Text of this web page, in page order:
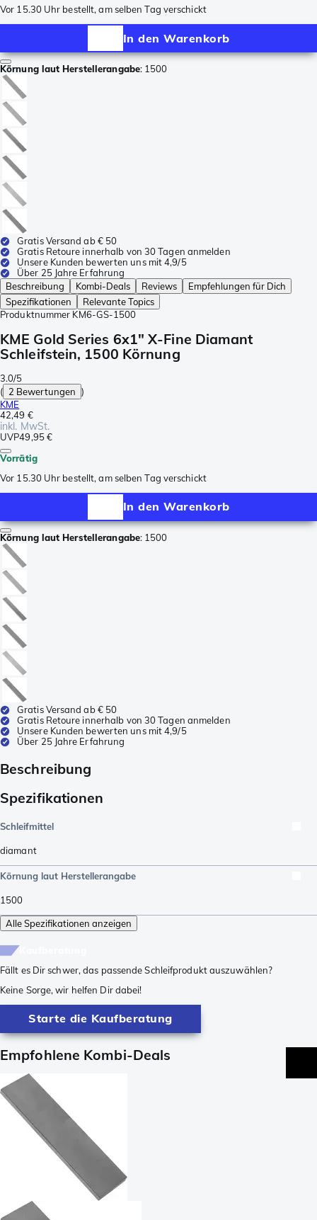
Vor 15.30 Uhr bestellt, am selben Tag verschickt
In den Warenkorb
Körnung laut Herstellerangabe: 1500
Gratis Versand ab € 50
Gratis Retoure innerhalb von 30 Tagen anmelden
Unsere Kunden bewerten uns mit 4,9/5
Über 25 Jahre Erfahrung
Beschreibung
Kombi-Deals Reviews
Empfehlungen für Dich
Spezifikationen
Relevante Topics
Produktnummer KM6-GS-1500
KME Gold Series 6x1" X-Fine Diamant
Schleifstein, 1500 Körnung
3.0/5
( 2 Bewertungen )
KME
42,49 €
inkl. MwSt.
UVP49,95 €
Vorrätig
Vor 15.30 Uhr bestellt, am selben Tag verschickt
In den Warenkorb
Körnung laut Herstellerangabe: 1500
Gratis Versand ab € 50
Gratis Retoure innerhalb von 30 Tagen anmelden
Unsere Kunden bewerten uns mit 4,9/5
Über 25 Jahre Erfahrung
Beschreibung
Spezifikationen
Schleifmittel
diamant
Körnung laut Herstellerangabe
1500
Alle Spezifikationen anzeigen
Fällt es Dir schwer, das passende Schleifprodukt auszuwählen?
Keine Sorge, wir helfen Dir dabei!
Starte die Kaufberatung
Empfohlene Kombi-Deals